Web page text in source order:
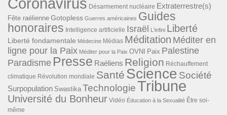
Désarmement nucléaire Extraterrestre(s)
Fête raélienne Gotopless Guerres américaines Guides
honoraires Intelligence artificielle Israël L'infini Liberté
Liberté fondamentale Médecine Médias Méditation Méditer en
ligne pour la Paix Méditer pour la Paix OVNI Paix Palestine
Paradisme Presse Raéliens Religion Réchauffement
climatique Révolution mondiale Santé Science Société
Surpopulation Swastika TechnologieTribune
Université du Bonheur Vidéo Éducation à la Sexualité Être soi-
même